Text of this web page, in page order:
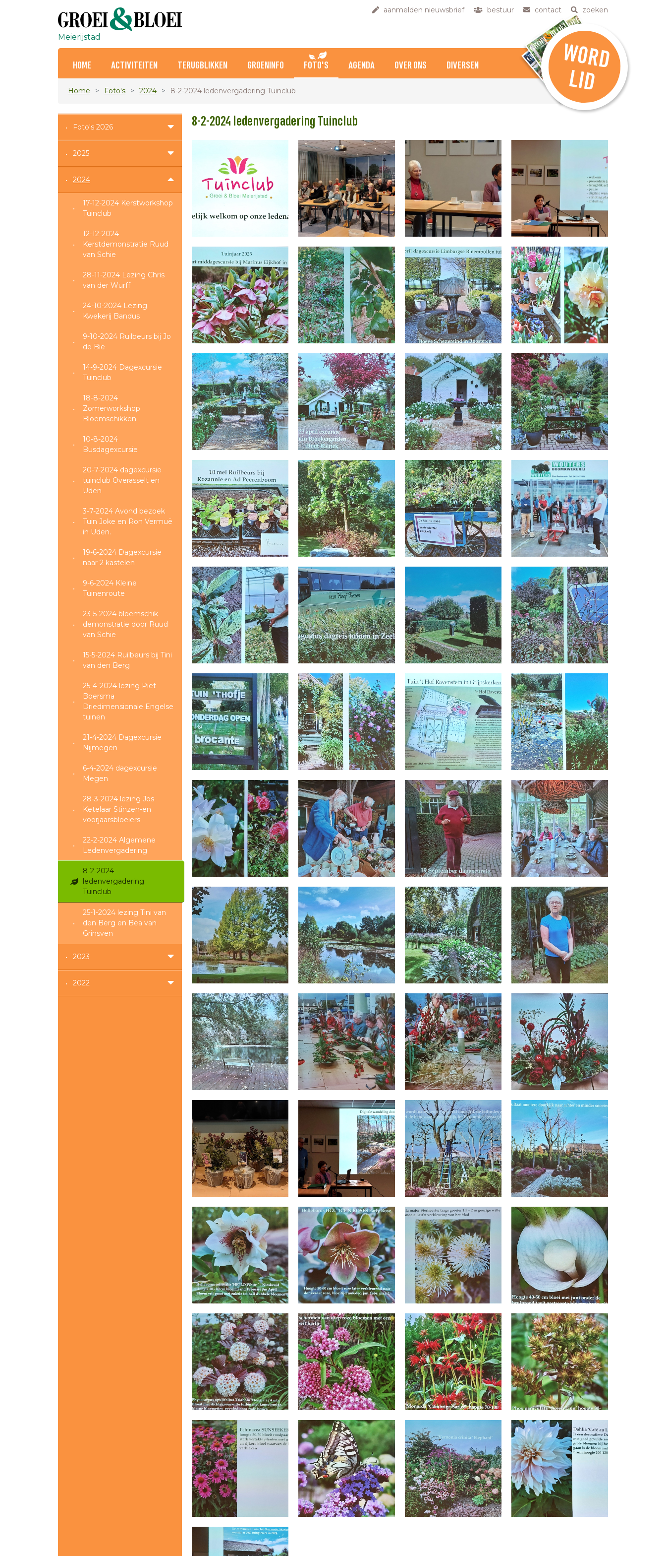
aanmelden nieuwsbrief bestuur contact zoeken
Meierijstad
HOME ACTIVITEITEN TERUGBLIKKEN GROENINFO FOTO'S AGENDA OVER ONS DIVERSEN W
O
R
D
L
ID
Home Foto's 2024 8-2-2024 ledenvergadering Tuinclub
Foto's 2026
2025
2024
17-12-2024 Kerstworkshop
Tuinclub
12-12-2024
Kerstdemonstratie Ruud
van Schie
28-11-2024 Lezing Chris
van der Wurff
24-10-2024 Lezing
Kwekerij Bandus
9-10-2024 Ruilbeurs bij Jo
de Bie
14-9-2024 Dagexcursie
Tuinclub
18-8-2024
Zomerworkshop
Bloemschikken
10-8-2024
Busdagexcursie
20-7-2024 dagexcursie
tuinclub Overasselt en
Uden
3-7-2024 Avond bezoek
Tuin Joke en Ron Vermuë
in Uden.
19-6-2024 Dagexcursie
naar 2 kastelen
9-6-2024 Kleine
Tuinenroute
23-5-2024 bloemschik
demonstratie door Ruud
van Schie
15-5-2024 Ruilbeurs bij Tini
van den Berg
25-4-2024 lezing Piet
Boersma
Driedimensionale Engelse
tuinen
21-4-2024 Dagexcursie
Nijmegen
6-4-2024 dagexcursie
Megen
28-3-2024 lezing Jos
Ketelaar Stinzen-en
voorjaarsbloeiers
22-2-2024 Algemene
Ledenvergadering
8-2-2024
ledenvergadering
Tuinclub
25-1-2024 lezing Tini van
den Berg en Bea van
Grinsven
2023
2022
8-2-2024 ledenvergadering Tuinclub